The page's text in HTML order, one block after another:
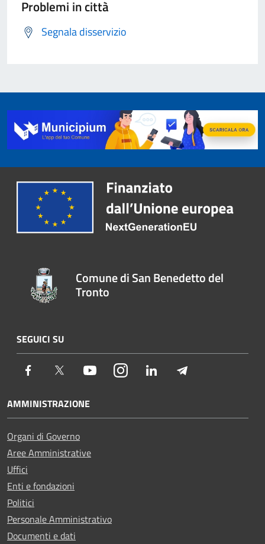
Problemi in città
Segnala disservizio
Comune di San Benedetto del
Tronto
SEGUICI SU
Facebook Twitter YoutubeInstagramLinkedIn
AMMINISTRAZIONE
Organi di Governo
Aree Amministrative
Uffici
Enti e fondazioni
Politici
Personale Amministrativo
Documenti e dati